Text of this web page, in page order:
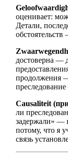
оценивает:
Детали,
обстоятельств
достоверна —
продолжения
Causaliteit
ли
задержали» —
потому, что я
связь